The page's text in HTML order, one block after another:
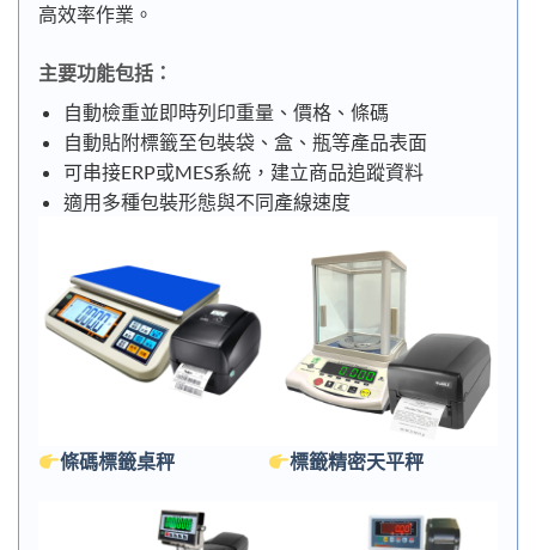
高效率作業。
主要功能包括：
自動檢重並即時列印重量、價格、條碼
自動貼附標籤至包裝袋、盒、瓶等產品表面
可串接ERP或MES系統，建立商品追蹤資料
適用多種包裝形態與不同產線速度
條碼標籤桌秤 標籤精密天平秤